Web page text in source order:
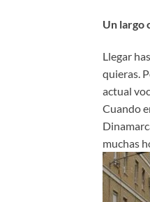
Un largo
Llegar
quieras.
actual
Cuando
muchas